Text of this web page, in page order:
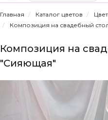
Главная Каталог цветов
Композиция на свадебный
Композиция на
"Сияющая"